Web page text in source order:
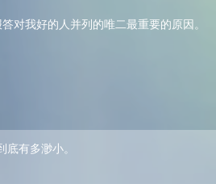
对我好的人并列的唯二最重要的原因。
有多渺小。